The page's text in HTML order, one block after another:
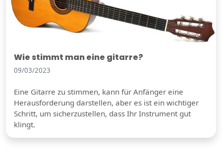
Wie stimmt man eine gitarre?
09/03/2023
Eine Gitarre zu stimmen, kann für Anfänger eine
Herausforderung darstellen, aber es ist ein wichtiger
Schritt, um sicherzustellen, dass Ihr Instrument gut
klingt.